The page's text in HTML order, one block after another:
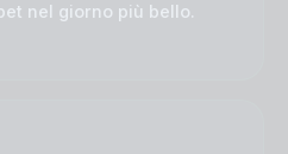
nel giorno più bello.